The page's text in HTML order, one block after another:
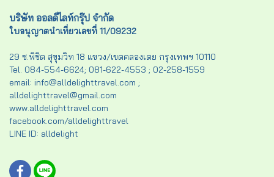
บริษัท ออลดีไลท์กรุ๊ป จำกัด
ใบอนุญาตนำเที่ยวเลขที่ 11/09232
29 ซ.พิชิต สุขุมวิท 18 แขวง/เขตคลองเตย กรุงเทพฯ 10110
Tel. 084-554-6624; 081-622-4553 ; 02-258-1559
email: info@alldelighttravel.com ;
alldelighttravel@gmail.com
www.alldelighttravel.com
facebook.com/alldelighttravel
LINE ID: alldelight